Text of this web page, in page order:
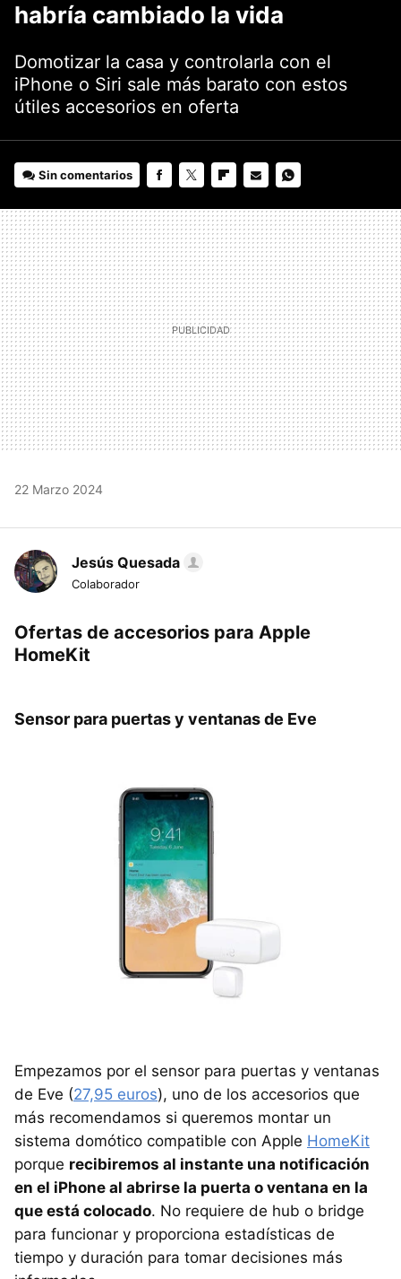
habría cambiado la vida
Domotizar la casa y controlarla con el
iPhone o Siri sale más barato con estos
útiles accesorios en oferta
Sin comentarios
MAIL
22 Marzo 2024
Jesús Quesada
Colaborador
Ofertas de accesorios para Apple
HomeKit
Sensor para puertas y ventanas de Eve
Empezamos por el sensor para puertas y ventanas
de Eve (27,95 euros), uno de los accesorios que
más recomendamos si queremos montar un
sistema domótico compatible con Apple HomeKit
porque recibiremos al instante una notificación
en el iPhone al abrirse la puerta o ventana en la
que está colocado. No requiere de hub o bridge
para funcionar y proporciona estadísticas de
tiempo y duración para tomar decisiones más